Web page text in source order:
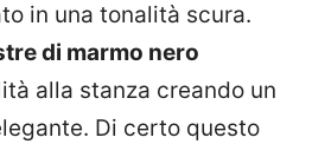
in una tonalità scura.
di marmo nero
alla stanza creando un
Di certo questo